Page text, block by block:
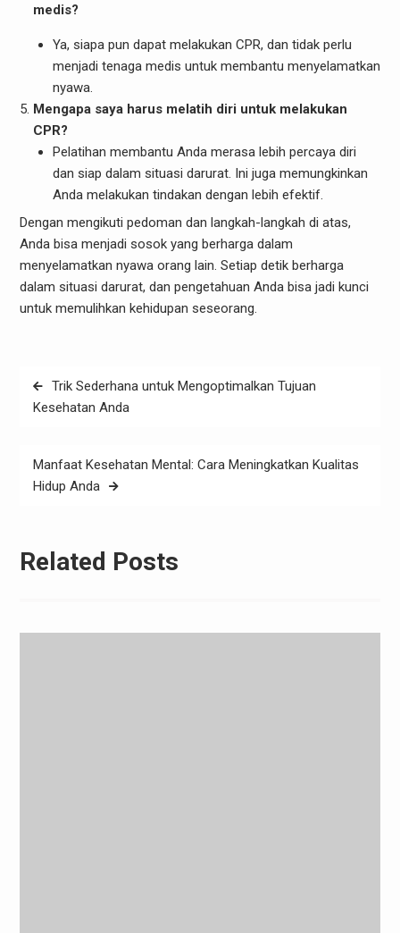
medis?
Ya, siapa pun dapat melakukan CPR, dan tidak perlu
menjadi tenaga medis untuk membantu menyelamatkan
nyawa.
Mengapa saya harus melatih diri untuk melakukan
CPR?
Pelatihan membantu Anda merasa lebih percaya diri
dan siap dalam situasi darurat. Ini juga memungkinkan
Anda melakukan tindakan dengan lebih efektif.
Dengan mengikuti pedoman dan langkah-langkah di atas,
Anda bisa menjadi sosok yang berharga dalam
menyelamatkan nyawa orang lain. Setiap detik berharga
dalam situasi darurat, dan pengetahuan Anda bisa jadi kunci
untuk memulihkan kehidupan seseorang.
Post
navigation
Trik Sederhana untuk Mengoptimalkan Tujuan
Kesehatan Anda
Manfaat Kesehatan Mental: Cara Meningkatkan Kualitas
Hidup Anda
Related Posts